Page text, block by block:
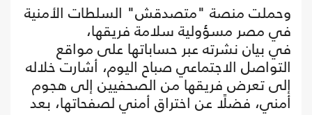
وحملت منصة "متصدقش" السلطات الأمنية
في مصر مسؤولية سلامة فريقها،
في بيان نشرته عبر حساباتها على مواقع
التواصل الاجتماعي صباح اليوم، أشارت خلاله
إلى تعرض فريقها من الصحفيين إلى هجوم
أمني، فضلًا عن اختراق أمني لصفحاتها، بعد